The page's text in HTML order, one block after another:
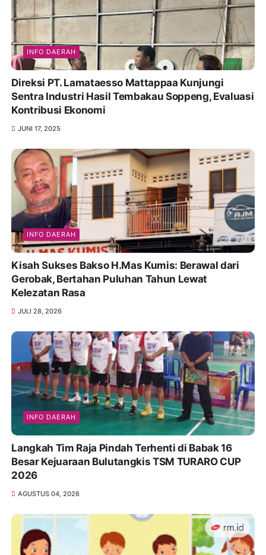
INFO DAERAH
Direksi PT. Lamataesso Mattappaa Kunjungi
Sentra Industri Hasil Tembakau Soppeng, Evaluasi
Kontribusi Ekonomi
JUNI 17, 2025
INFO DAERAH
Kisah Sukses Bakso H.Mas Kumis: Berawal dari
Gerobak, Bertahan Puluhan Tahun Lewat
Kelezatan Rasa
JULI 28, 2026
INFO DAERAH
Langkah Tim Raja Pindah Terhenti di Babak 16
Besar Kejuaraan Bulutangkis TSM TURARO CUP
2026
AGUSTUS 04, 2026